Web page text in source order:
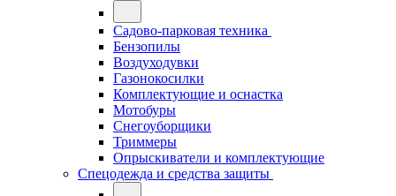
Садово-парковая техника
Бензопилы
Воздуходувки
Газонокосилки
Комплектующие и оснастка
Мотобуры
Снегоуборщики
Триммеры
Опрыскиватели и комплектующие
Спецодежда и средства защиты